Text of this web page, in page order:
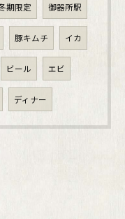
期限定 御器所駅
豚キムチ イカ
ビール エビ
ディナー